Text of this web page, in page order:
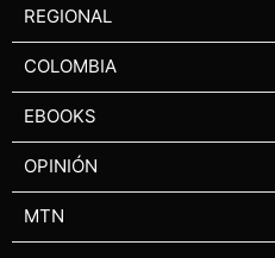
REGIONAL
COLOMBIA
EBOOKS
OPINIÓN
MTN